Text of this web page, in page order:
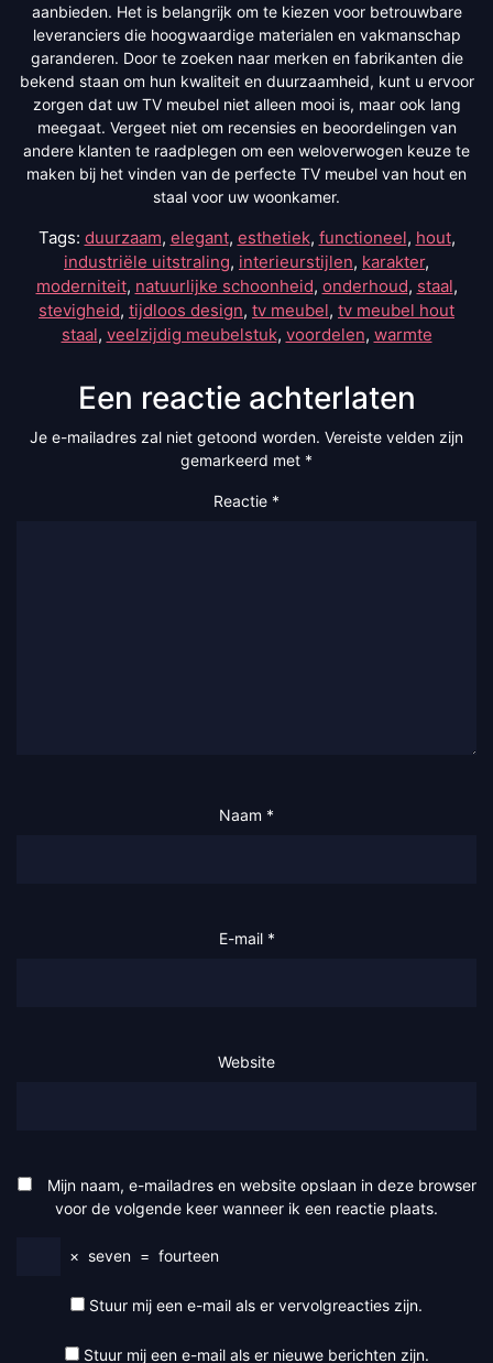
aanbieden. Het is belangrijk om te kiezen voor betrouwbare
leveranciers die hoogwaardige materialen en vakmanschap
garanderen. Door te zoeken naar merken en fabrikanten die
bekend staan om hun kwaliteit en duurzaamheid, kunt u ervoor
zorgen dat uw TV meubel niet alleen mooi is, maar ook lang
meegaat. Vergeet niet om recensies en beoordelingen van
andere klanten te raadplegen om een weloverwogen keuze te
maken bij het vinden van de perfecte TV meubel van hout en
staal voor uw woonkamer.
Tags: duurzaam, elegant, esthetiek, functioneel, hout,
industriële uitstraling, interieurstijlen, karakter,
moderniteit, natuurlijke schoonheid, onderhoud, staal,
stevigheid, tijdloos design, tv meubel, tv meubel hout
staal, veelzijdig meubelstuk, voordelen, warmte
Een reactie achterlaten
Je e-mailadres zal niet getoond worden. Vereiste velden zijn
gemarkeerd met *
Reactie *
Naam *
E-mail *
Website
Mijn naam, e-mailadres en website opslaan in deze browser
voor de volgende keer wanneer ik een reactie plaats.
× seven = fourteen
Stuur mij een e-mail als er vervolgreacties zijn.
Stuur mij een e-mail als er nieuwe berichten zijn.